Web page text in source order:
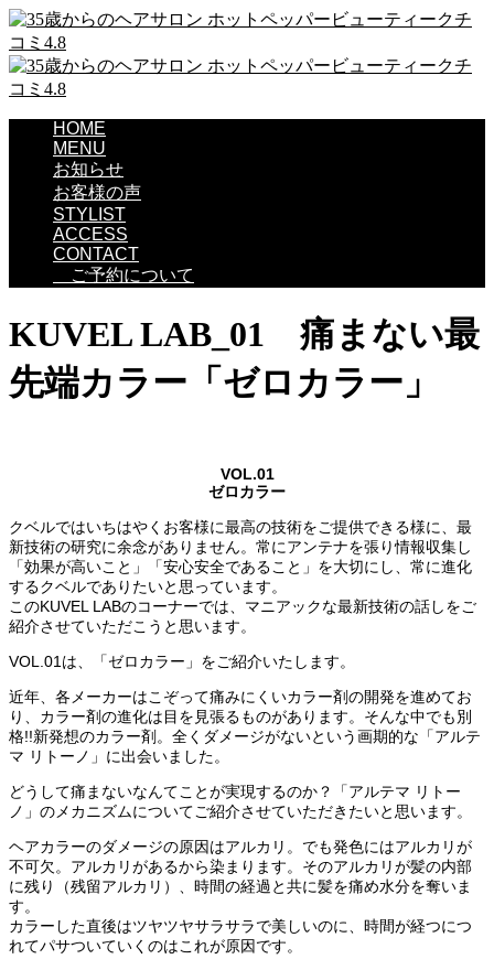
HOME
MENU
お知らせ
お客様の声
STYLIST
ACCESS
CONTACT
ご予約について
KUVEL LAB_01 痛まない最
先端カラー「ゼロカラー」
VOL.01
ゼロカラー
クベルではいちはやくお客様に最高の技術をご提供できる様に、最
新技術の研究に余念がありません。常にアンテナを張り情報収集し
「効果が高いこと」「安心安全であること」を大切にし、常に進化
するクベルでありたいと思っています。
このKUVEL LABのコーナーでは、マニアックな最新技術の話しをご
紹介させていただこうと思います。
VOL.01は、「ゼロカラー」をご紹介いたします。
近年、各メーカーはこぞって痛みにくいカラー剤の開発を進めてお
り、カラー剤の進化は目を見張るものがあります。そんな中でも別
格!!新発想のカラー剤。全くダメージがないという画期的な「アルテ
マ リトーノ」に出会いました。
どうして痛まないなんてことが実現するのか？「アルテマ リトー
ノ」のメカニズムについてご紹介させていただきたいと思います。
ヘアカラーのダメージの原因はアルカリ。でも発色にはアルカリが
不可欠。アルカリがあるから染まります。そのアルカリが髪の内部
に残り（残留アルカリ）、時間の経過と共に髪を痛め水分を奪いま
す。
カラーした直後はツヤツヤサラサラで美しいのに、時間が経つにつ
れてパサついていくのはこれが原因です。